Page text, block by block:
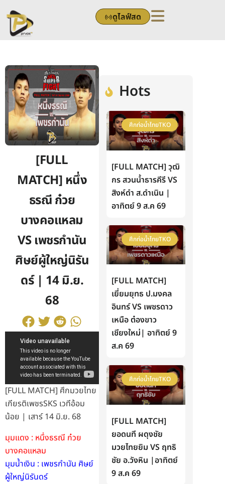
to
content
ดูไลฟ์สด
[FULL
MATCH] หนึ่ง
ธรณี ก๋วย
บางคอแหลม
VS เพชรกำนัน
ศิษย์ผู้ใหญ่นิรัน
ดร์ | 14 มิ.ย.
68
[FULL MATCH] ศึกมวยไทย
เกียรติเพชรSKS เวทีอ้อม
น้อย | เสาร์ 14 มิ.ย. 68
มุมแดง : หนึ่งธรณี ก๋วย
บางคอแหลม
มุมน้ำเงิน : เพชรกำนัน ศิษย์
ผู้ใหญ่นิรันดร์
Hots
ศึกท่อน้ำไทยTKO
[FULL MATCH] วุฒิ
กร สวนน้ำธารคีรี VS
สิงห์ดำ ส.ดำเนิน |
อาทิตย์ 9 ส.ค 69
ศึกท่อน้ำไทยTKO
[FULL MATCH]
เยี่ยมยุทธ ป.มงคล
อินทร์ VS เพชรดาว
เหนือ ต๋องขาว
เชียงใหม่| อาทิตย์ 9
ส.ค 69
ศึกท่อน้ำไทยTKO
[FULL MATCH]
ยอดนที ผดุงชัย
มวยไทยยิม VS ฤทธิ
ชัย อ.วังหิน |อาทิตย์
9 ส.ค 69